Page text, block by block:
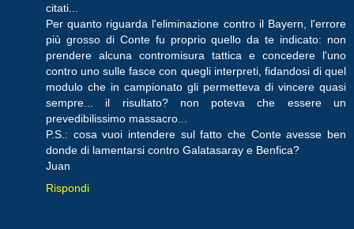
citati...
Per quanto riguarda l'eliminazione contro il Bayern, l'errore
più grosso di Conte fu proprio quello da te indicato: non
prendere alcuna contromisura tattica e concedere l'uno
contro uno sulle fasce con quegli interpreti, fidandosi di quel
modulo che in campionato gli permetteva di vincere quasi
sempre... il risultato? non poteva che essere un
prevedibilissimo massacro...
P.S.: cosa vuoi intendere sul fatto che Conte avesse ben
donde di lamentarsi contro Galatasaray e Benfica?
Juan
Rispondi